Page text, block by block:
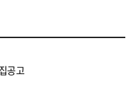
공고